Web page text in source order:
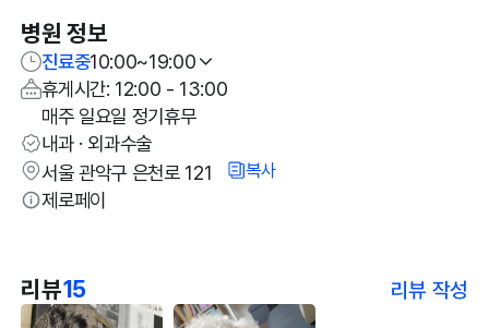
병원 정보
진료중10:00~19:00
휴게시간: 12:00 - 13:00
매주 일요일 정기휴무
내과 · 외과수술
서울 관악구 은천로 121
복사
제로페이
리뷰15 리뷰 작성